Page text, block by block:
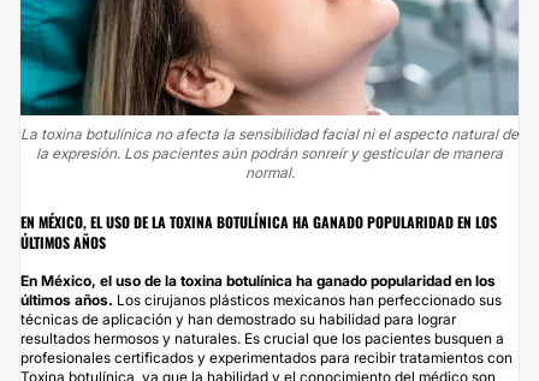
La toxina botulínica no afecta la sensibilidad facial ni el aspecto natural de
la expresión. Los pacientes aún podrán sonreír y gesticular de manera
normal.
EN MÉXICO, EL USO DE LA TOXINA BOTULÍNICA HA GANADO POPULARIDAD EN LOS
ÚLTIMOS AÑOS
En México, el uso de la toxina botulínica ha ganado popularidad en los
últimos años. Los cirujanos plásticos mexicanos han perfeccionado sus
técnicas de aplicación y han demostrado su habilidad para lograr
resultados hermosos y naturales. Es crucial que los pacientes busquen a
profesionales certificados y experimentados para recibir tratamientos con
Toxina botulínica, ya que la habilidad y el conocimiento del médico son